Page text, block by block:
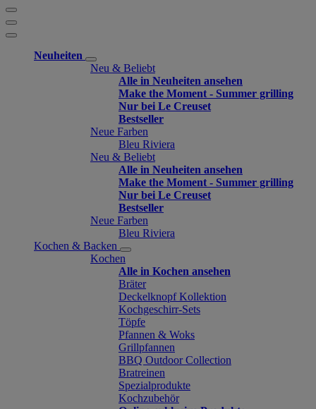
Neuheiten
Neu & Beliebt
Alle in Neuheiten ansehen
Make the Moment - Summer grilling
Nur bei Le Creuset
Bestseller
Neue Farben
Bleu Riviera
Neu & Beliebt
Alle in Neuheiten ansehen
Make the Moment - Summer grilling
Nur bei Le Creuset
Bestseller
Neue Farben
Bleu Riviera
Kochen & Backen
Kochen
Alle in Kochen ansehen
Bräter
Deckelknopf Kollektion
Kochgeschirr-Sets
Töpfe
Pfannen & Woks
Grillpfannen
BBQ Outdoor Collection
Bratreinen
Spezialprodukte
Kochzubehör